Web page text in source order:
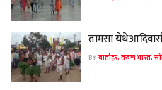
तामसा येथे
BYवार्ताहर, तरुण भारत,